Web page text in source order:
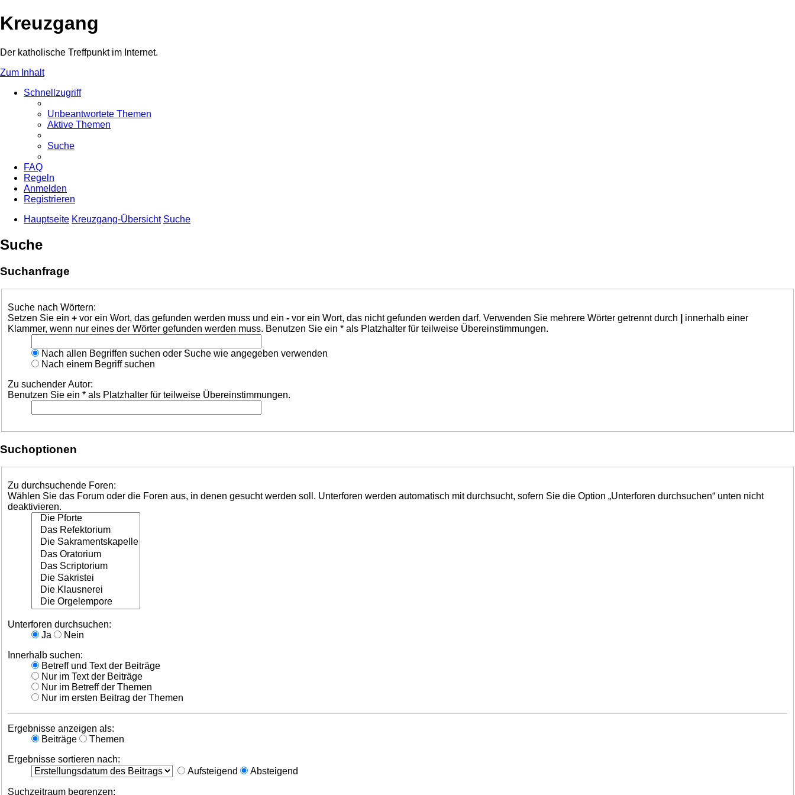
Kreuzgang
Der katholische Treffpunkt im Internet.
Zum Inhalt
Schnellzugriff
Unbeantwortete Themen
Aktive Themen
Suche
FAQ
Regeln
Anmelden
Registrieren
Hauptseite Kreuzgang-Übersicht Suche
Suche
Suchanfrage
Suche nach Wörtern:
Setzen Sie ein + vor ein Wort, das gefunden werden muss und ein - vor ein Wort, das nicht gefunden werden darf. Verwenden Sie mehrere Wörter getrennt durch
innerhalb einer
Klammer, wenn nur eines der Wörter gefunden werden muss. Benutzen Sie ein * als Platzhalter für teilweise Übereinstimmungen.
Nach allen Begriffen suchen oder Suche wie angegeben verwenden
Nach einem Begriff suchen
Zu suchender Autor:
Benutzen Sie ein * als Platzhalter für teilweise Übereinstimmungen.
Suchoptionen
Zu durchsuchende Foren:
Wählen Sie das Forum oder die Foren aus, in denen gesucht werden soll. Unterforen werden automatisch mit durchsucht, sofern Sie die Option „Unterforen durchsuchen“ unten nicht
deaktivieren.
Unterforen durchsuchen:
Ja
Nein
Innerhalb suchen:
Betreff und Text der Beiträge
Nur im Text der Beiträge
Nur im Betreff der Themen
Nur im ersten Beitrag der Themen
Ergebnisse anzeigen als:
Beiträge
Themen
Ergebnisse sortieren nach:
Aufsteigend
Absteigend
Suchzeitraum begrenzen: